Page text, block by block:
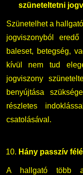
szüneteltetni
Szünetelhet a
jogviszonyból
baleset, betegség,
kívül nem tud
jogviszony
benyújtása
részletes
csatolásával.
Hány passzív
A hallgató több